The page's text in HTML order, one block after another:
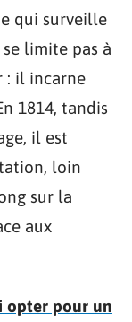
qui surveille
limite pas à
: il incarne
1814, tandis
il est
loin
sur la
aux
opter pour un